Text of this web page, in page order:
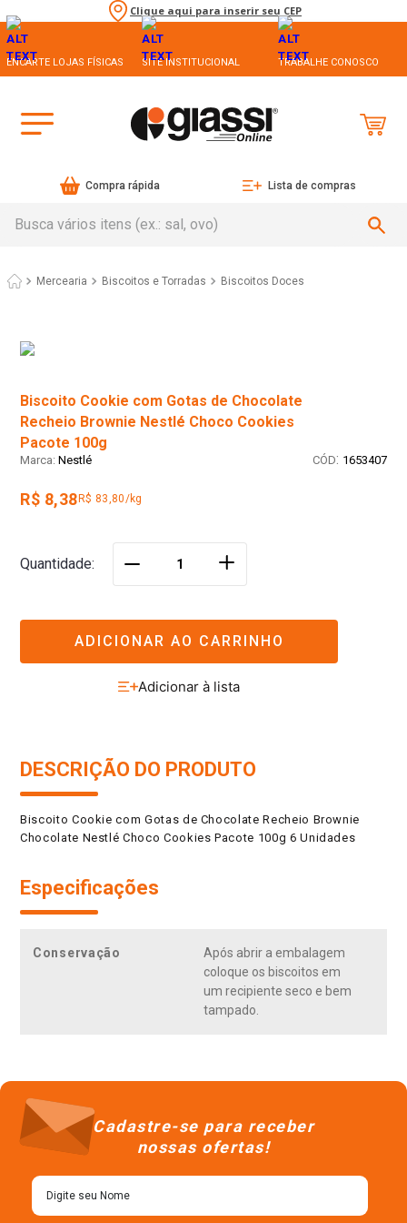
Clique aqui para inserir seu CEP
ENCARTE LOJAS FÍSICAS SITE INSTITUCIONAL TRABALHE CONOSCO
Compra rápida Lista de compras
Mercearia Biscoitos e Torradas Biscoitos Doces
Biscoito Cookie com Gotas de Chocolate
Recheio Brownie Nestlé Choco Cookies
Pacote 100g
Nestlé : 1653407
R$ 8,38 R$ 83,80/kg
Quantidade ＋
ADICIONAR AO CARRINHO
DESCRIÇÃO DO PRODUTO
Biscoito Cookie com Gotas de Chocolate Recheio Brownie
Chocolate Nestlé Choco Cookies Pacote 100g 6 Unidades
Especificações
Conservação
Após abrir a embalagem
coloque os biscoitos em
um recipiente seco e bem
tampado.
Cadastre-se para receber
nossas ofertas!